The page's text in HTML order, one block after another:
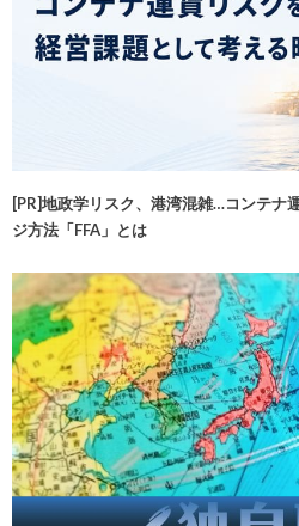
[PR]地政学リスク、港湾混雑…コンテナ
ジ方法「FFA」とは